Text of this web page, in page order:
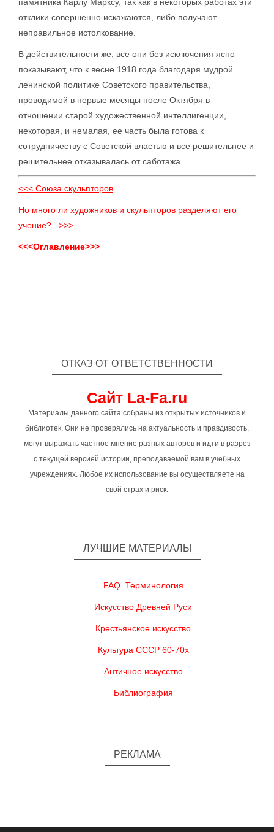
отклики совершенно искажаются, либо получают
неправильное истолкование.
В действительности же, все они без исключения ясно
показывают, что к весне 1918 года благодаря мудрой
ленинской политике Советского правительства,
проводимой в первые месяцы после Октября в
отношении старой художественной интеллигенции,
некоторая, и немалая, ее часть была готова к
сотрудничеству с Советской властью и все решительнее и
решительнее отказывалась от саботажа.
<<< Союза скульпторов
Но много ли художников и скульпторов разделяют его
учение?.. >>>
<<<Оглавление>>>
ОТКАЗ ОТ ОТВЕТСТВЕННОСТИ
Сайт La-Fa.ru
Материалы данного сайта собраны из открытых источников и
библиотек. Они не проверялись на актуальность и правдивость,
могут выражать частное мнение разных авторов и идти в разрез
с текущей версией истории, преподаваемой вам в учебных
учреждениях. Любое их использование вы осуществляете на
свой страх и риск.
ЛУЧШИЕ МАТЕРИАЛЫ
FAQ. Терминология
Искусство Древней Руси
Крестьянское искусство
Культура СССР 60-70х
Античное искусство
Библиография
РЕКЛАМА